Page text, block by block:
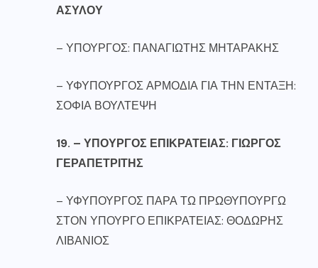
ΑΣΥΛΟΥ
– ΥΠΟΥΡΓΟΣ: ΠΑΝΑΓΙΩΤΗΣ ΜΗΤΑΡΑΚΗΣ
– ΥΦΥΠΟΥΡΓΟΣ ΑΡΜΟΔΙΑ ΓΙΑ ΤΗΝ ΕΝΤΑΞΗ:
ΣΟΦΙΑ ΒΟΥΛΤΕΨΗ
19. – ΥΠΟΥΡΓΟΣ ΕΠΙΚΡΑΤΕΙΑΣ: ΓΙΩΡΓΟΣ
ΓΕΡΑΠΕΤΡΙΤΗΣ
– ΥΦΥΠΟΥΡΓΟΣ ΠΑΡΑ ΤΩ ΠΡΩΘΥΠΟΥΡΓΩ
ΣΤΟΝ ΥΠΟΥΡΓΟ ΕΠΙΚΡΑΤΕΙΑΣ: ΘΟΔΩΡΗΣ
ΛΙΒΑΝΙΟΣ